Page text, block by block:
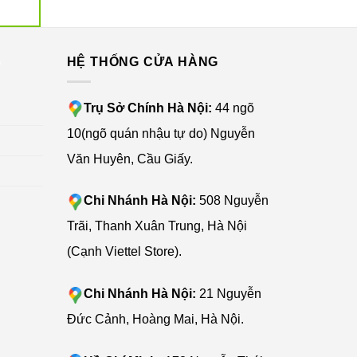
HỆ THỐNG CỬA HÀNG
Trụ Sở Chính Hà Nội: 44 ngõ
10(ngõ quán nhậu tự do) Nguyễn
Văn Huyên, Cầu Giấy.
Chi Nhánh Hà Nội: 508 Nguyễn
Trãi, Thanh Xuân Trung, Hà Nội
(Cạnh Viettel Store).
Chi Nhánh Hà Nội: 21 Nguyễn
Đức Cảnh, Hoàng Mai, Hà Nội.